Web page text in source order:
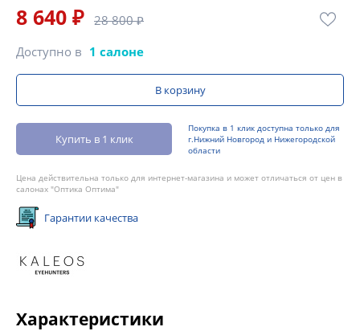
8 640 ₽ 28 800 ₽
Доступно в 1 салоне
В корзину
Купить в 1 клик
Покупка в 1 клик доступна только для
г.Нижний Новгород и Нижегородской
области
Цена действительна только для интернет-магазина и может отличаться от цен в
салонах "Оптика Оптима"
Гарантии качества
Характеристики